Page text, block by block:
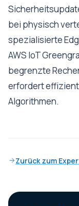
bei physisch
spezialisierte
AWS IoT
begrenzte
erfordert
Algorithmen.
Zurück zum